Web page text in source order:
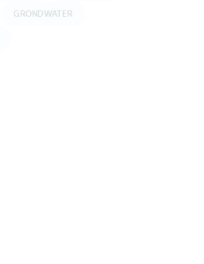
GRONDWATER